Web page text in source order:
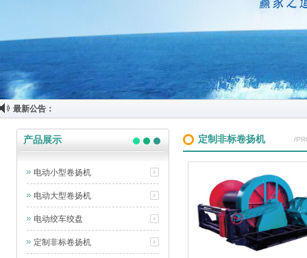
最新公告：
产品展示
电动小型卷扬机
电动大型卷扬机
电动绞车绞盘
定制非标卷扬机
定制非标卷扬机 /